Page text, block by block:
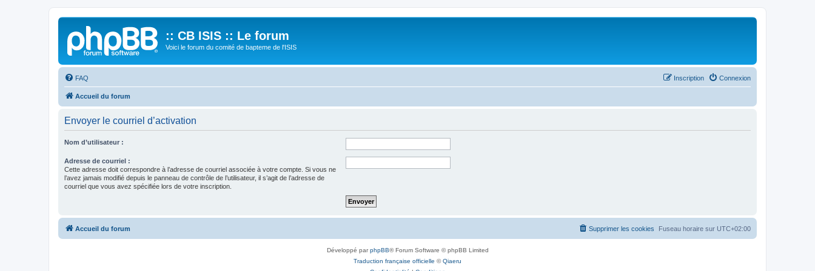
:: CB ISIS :: Le forum
Voici le forum du comité de bapteme de l'ISIS
FAQ Connexion
Inscription
Accueil du forum
Envoyer le courriel d’activation
Nom d’utilisateur :
Adresse de courriel :
Cette adresse doit correspondre à l’adresse de courriel associée à votre compte. Si vous ne
l’avez jamais modifié depuis le panneau de contrôle de l’utilisateur, il s’agit de l’adresse de
courriel que vous avez spécifiée lors de votre inscription.
Accueil du forum Fuseau horaire sur UTC+02:00
Supprimer les cookies
Développé parphpBB® Forum Software © phpBB Limited
Traduction française officielle ©Qiaeru